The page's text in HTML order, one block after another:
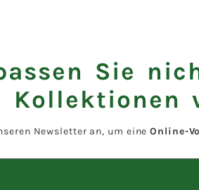
Sie
Kollektionen
Newsletter an, um eineOnline-